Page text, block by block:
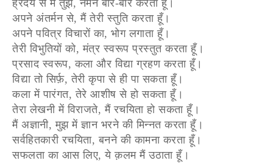
ह्रदय से मैं तुझे, नमन बार-बार करता हूँ।
अपने अंतर्मन से, मैं तेरी स्तुति करता हूँ।
अपने पवित्र विचारों का,‌ भोग लगाता हूँ।
तेरी विभुतियों को, मंत्र स्वरूप प्रस्तुत करता हूँ।
प्रसाद स्वरूप, कला और विद्या ग्रहण करता हूँ।
विद्या तो सिर्फ़, तेरी कृपा से ही पा सकता हूँ।
कला में पारंगत, तेरे आशीष से हो सकता हूँ।
तेरा लेखनी में विराजते, मैं रचयिता हो सकता हूँ।
मैं अज्ञानी, मुझ में ज्ञान भरने की मिन्नत करता हूँ।
सर्वहितकारी रचयिता, बनने की कामना करता हूँ।
सफलता का आस लिए, ये क़लम मैं उठाता हूँ।